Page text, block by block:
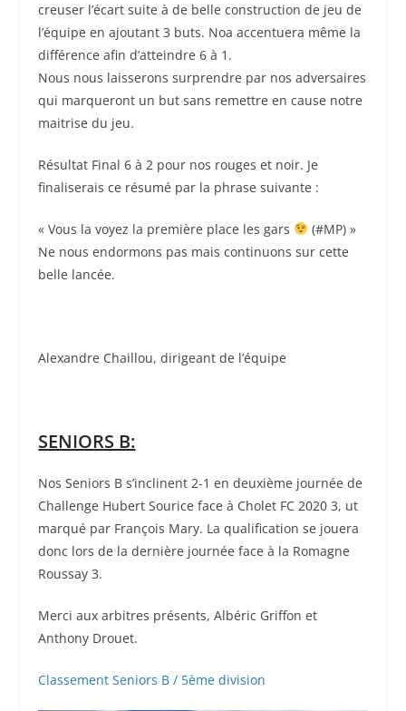
creuser l’écart suite à de belle construction de jeu de
l’équipe en ajoutant 3 buts. Noa accentuera même la
différence afin d’atteindre 6 à 1.
Nous nous laisserons surprendre par nos adversaires
qui marqueront un but sans remettre en cause notre
maitrise du jeu.
Résultat Final 6 à 2 pour nos rouges et noir. Je
finaliserais ce résumé par la phrase suivante :
« Vous la voyez la première place les gars
(#MP) »
Ne nous endormons pas mais continuons sur cette
belle lancée.
Alexandre Chaillou, dirigeant de l’équipe
SENIORS B:
Nos Seniors B s’inclinent 2-1 en deuxième journée de
Challenge Hubert Sourice face à Cholet FC 2020 3, ut
marqué par François Mary. La qualification se jouera
donc lors de la dernière journée face à la Romagne
Roussay 3.
Merci aux arbitres présents, Albéric Griffon et
Anthony Drouet.
Classement Seniors B / 5ème division